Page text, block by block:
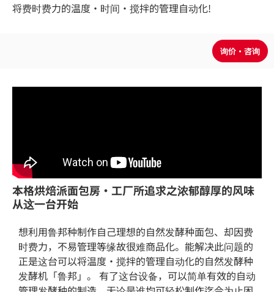
将费时费力的温度・时间・搅拌的管理自动化!
本格烘焙派面包房・工厂所追求之浓郁醇厚的风味
从这一台开始
想利用鲁邦种制作自己理想的自然发酵种面包、却因费
时费力，不易管理等缘故很难商品化。能解决此问题的
正是这台可以将温度・搅拌的管理自动化的自然发酵种
发酵机「鲁邦」。 有了这台设备，可以简单有效的自动